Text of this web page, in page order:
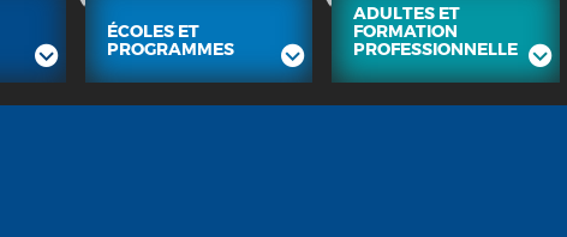
ÉCOLES ET
PROGRAMMES
ADULTES ET
FORMATION
PROFESSIONNELLE